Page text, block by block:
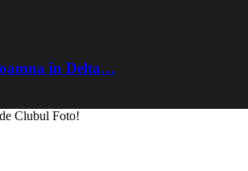
în Delta…
Clubul Foto!